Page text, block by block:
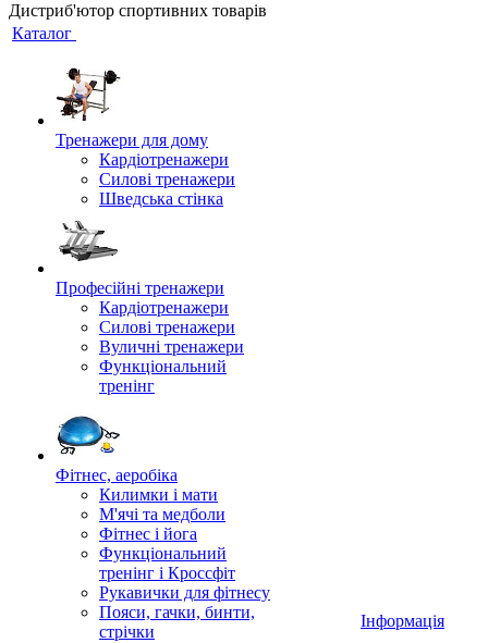
Дистриб'ютор спортивних товарів
Каталог
Тренажери для дому
Кардіотренажери
Силові тренажери
Шведська стінка
Професійні тренажери
Кардіотренажери
Силові тренажери
Вуличні тренажери
Функціональний
тренінг
Фітнес, аеробіка
Килимки і мати
М'ячі та медболи
Фітнес і йога
Функціональний
тренінг і Кроссфіт
Рукавички для фітнесу
Пояси, гачки, бинти,
стрічки
Інформація